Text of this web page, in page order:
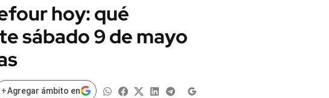
MUNDO
INFORMACIÓN GENERAL
hoy: qué
sábado 9 de mayo
+Agregar ámbito en